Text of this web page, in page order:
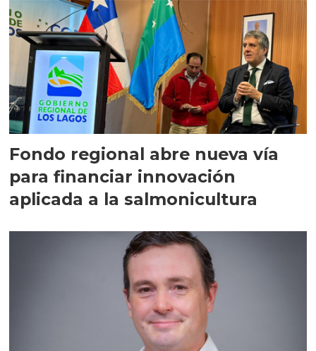
Fondo regional abre nueva vía
para financiar innovación
aplicada a la salmonicultura